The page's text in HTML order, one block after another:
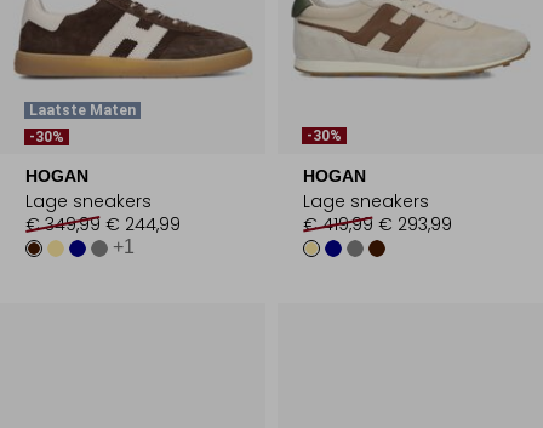
Laatste Maten
-30%
HOGAN
Lage sneakers
€ 349,99 € 244,99
+1
-30%
HOGAN
Lage sneakers
€ 419,99 € 293,99